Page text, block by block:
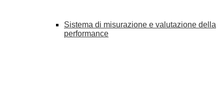
Sistema di misurazione e valutazione della
performance